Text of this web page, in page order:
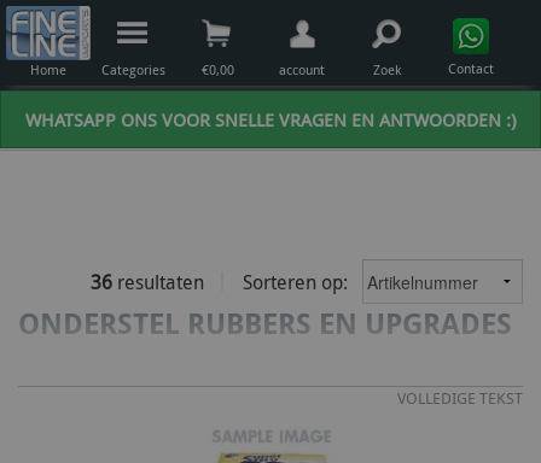
WHATSAPP ONS VOOR SNELLE VRAGEN EN ANTWOORDEN :)
Home Categories €0,00 account Zoek Contact
36 resultaten Sorteren op:
ONDERSTEL RUBBERS EN UPGRADES
VOLLEDIGE TEKST